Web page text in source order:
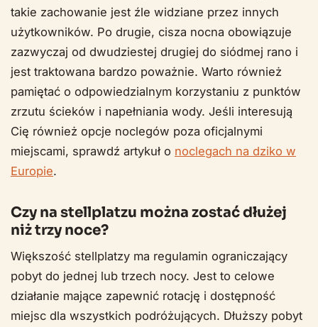
takie zachowanie jest źle widziane przez innych
użytkowników. Po drugie, cisza nocna obowiązuje
zazwyczaj od dwudziestej drugiej do siódmej rano i
jest traktowana bardzo poważnie. Warto również
pamiętać o odpowiedzialnym korzystaniu z punktów
zrzutu ścieków i napełniania wody. Jeśli interesują
Cię również opcje noclegów poza oficjalnymi
miejscami, sprawdź artykuł o noclegach na dziko w
Europie.
Czy na stellplatzu można zostać dłużej
niż trzy noce?
Większość stellplatzy ma regulamin ograniczający
pobyt do jednej lub trzech nocy. Jest to celowe
działanie mające zapewnić rotację i dostępność
miejsc dla wszystkich podróżujących. Dłuższy pobyt